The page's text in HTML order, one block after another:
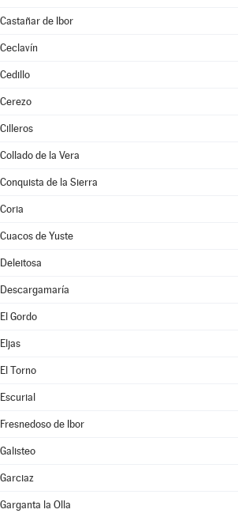
Castañar de Ibor
Ceclavín
Cedillo
Cerezo
Cilleros
Collado de la Vera
Conquista de la Sierra
Coria
Cuacos de Yuste
Deleitosa
Descargamaría
El Gordo
Eljas
El Torno
Escurial
Fresnedoso de Ibor
Galisteo
Garciaz
Garganta la Olla